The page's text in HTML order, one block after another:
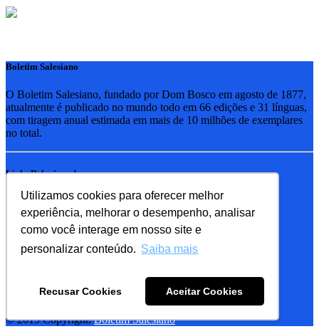
Utilizamos cookies para oferecer melhor
experiência, melhorar o desempenho, analisar
como você interage em nosso site e
personalizar conteúdo. Saiba mais
Recusar Cookies Aceitar Cookies
Boletim Salesiano
O Boletim Salesiano, fundado por Dom Bosco em agosto de 1877,
atualmente é publicado no mundo todo em 66 edições e 31 línguas,
com tiragem anual estimada em mais de 10 milhões de exemplares
no total.
Links Relacionados
RSB - Rede Salesiana Brasil
EDEBE - Editora
UPV - União pela Vida
Familia Salesiana
SDB - Salesianos de Dom Bosco
FMA - Filhas de Maria Auxiliadora
© 2019 Copyright:Boletim Salesiano